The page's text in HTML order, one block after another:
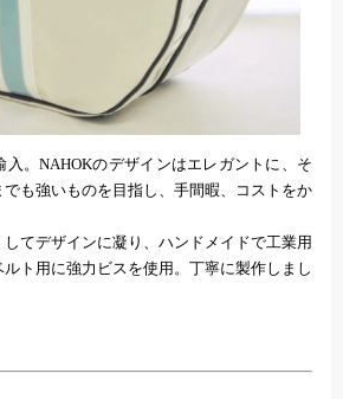
入。NAHOKのデザインはエレガントに、そ
も強いものを目指し、手間暇、コストをか
てデザインに凝り、ハンドメイドで工業用
ト用に強力ビスを使用。丁寧に製作しまし